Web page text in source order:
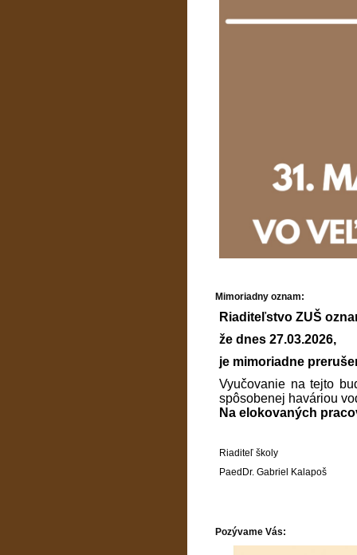
Mimoriadny oznam:
Riaditeľstvo ZUŠ
že dnes 27.03.2026,
je mimoriadne
Vyučovanie na tejto
spôsobenej haváriou
Na elokovaných
Riaditeľ školy
PaedDr. Gabriel Kalapoš
Pozývame Vás: